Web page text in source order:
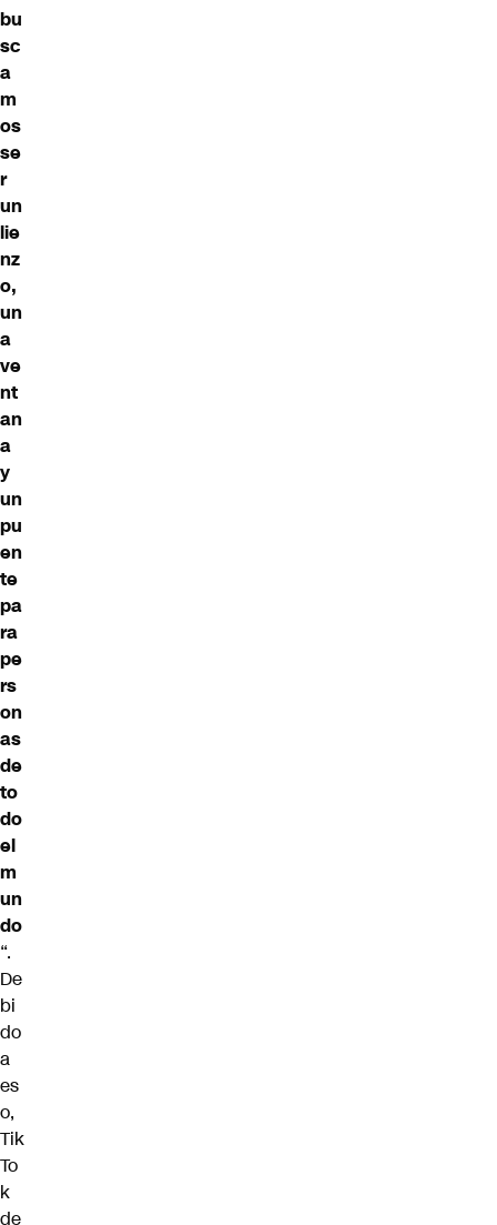
bu
sc
a
m
os
se
r
un
lie
nz
o,
un
a
ve
nt
an
a
y
un
pu
en
te
pa
ra
pe
rs
on
as
de
to
do
el
m
un
do
“.
De
bi
do
a
es
o,
Tik
To
k
de